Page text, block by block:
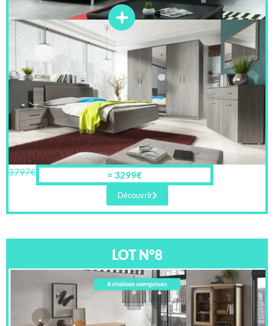
3797€ = 3299€
Découvrir
LOT N°8